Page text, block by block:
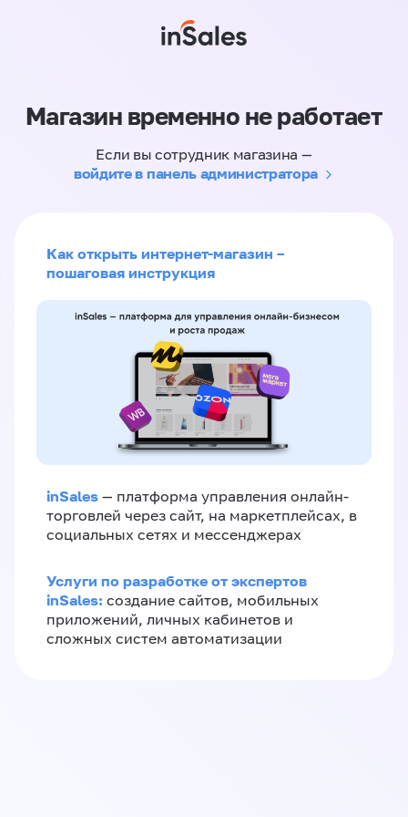
Магазин временно не работает
Если вы сотрудник магазина —
войдите в панель администратора
Как открыть интернет-магазин –
пошаговая инструкция
inSales — платформа управления онлайн-
торговлей через сайт, на маркетплейсах, в
социальных сетях и мессенджерах
Услуги по разработке от экспертов
inSales: создание сайтов, мобильных
приложений, личных кабинетов и
сложных систем автоматизации